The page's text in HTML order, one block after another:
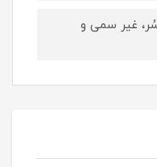
غیر سمی و